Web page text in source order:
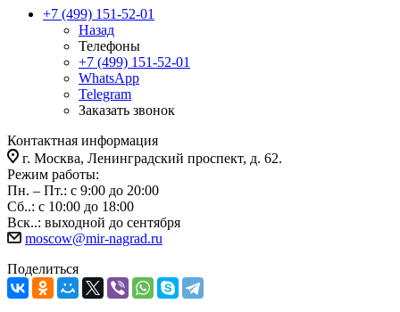
+7 (499) 151-52-01
Назад
Телефоны
+7 (499) 151-52-01
WhatsApp
Telegram
Заказать звонок
Контактная информация
г. Москва, Ленинградский проспект, д. 62.
Режим работы:
Пн. – Пт.: с 9:00 до 20:00
Сб..: с 10:00 до 18:00
Вск..: выходной до сентября
moscow@mir-nagrad.ru
Поделиться